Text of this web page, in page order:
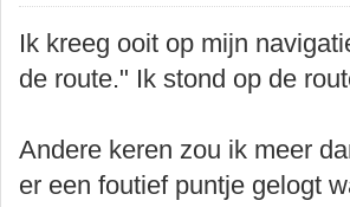
Ik kreeg ooit op mijn
de route." Ik stond op de
Andere keren zou ik meer
er een foutief puntje gelogt